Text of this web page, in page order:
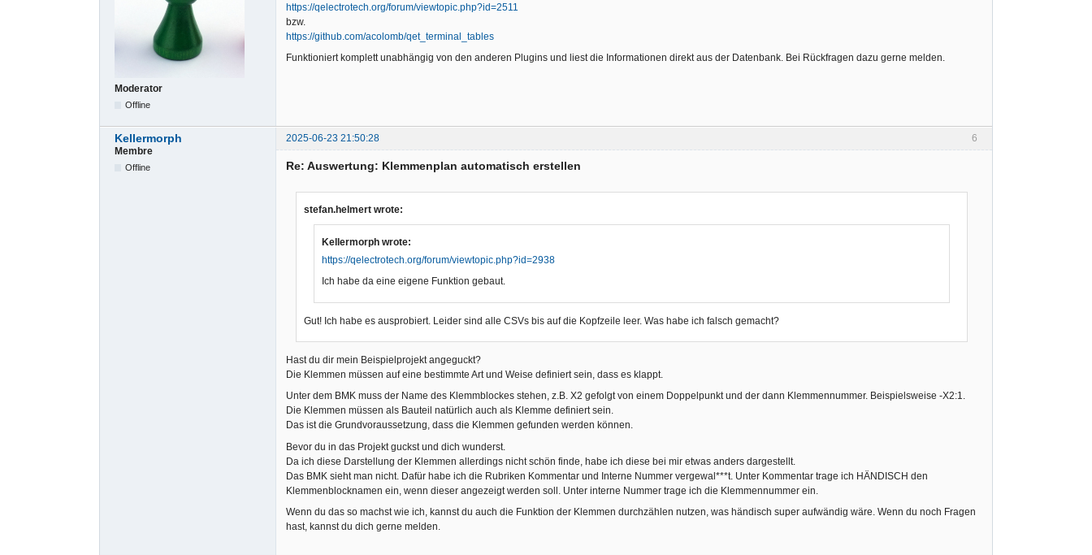
Moderator
Offline
https://qelectrotech.org/forum/viewtopic.php?id=2511
bzw.
https://github.com/acolomb/qet_terminal_tables
Funktioniert komplett unabhängig von den anderen Plugins und liest die Informationen direkt aus der Datenbank. Bei Rückfragen dazu gerne melden.
6
Kellermorph
2025-06-23 21:50:28
Membre
Offline Re: Auswertung: Klemmenplan automatisch erstellen
stefan.helmert wrote:
Kellermorph wrote:
https://qelectrotech.org/forum/viewtopic.php?id=2938
Ich habe da eine eigene Funktion gebaut.
Gut! Ich habe es ausprobiert. Leider sind alle CSVs bis auf die Kopfzeile leer. Was habe ich falsch gemacht?
Hast du dir mein Beispielprojekt angeguckt?
Die Klemmen müssen auf eine bestimmte Art und Weise definiert sein, dass es klappt.
Unter dem BMK muss der Name des Klemmblockes stehen, z.B. X2 gefolgt von einem Doppelpunkt und der dann Klemmennummer. Beispielsweise -X2:1.
Die Klemmen müssen als Bauteil natürlich auch als Klemme definiert sein.
Das ist die Grundvoraussetzung, dass die Klemmen gefunden werden können.
Bevor du in das Projekt guckst und dich wunderst.
Da ich diese Darstellung der Klemmen allerdings nicht schön finde, habe ich diese bei mir etwas anders dargestellt.
Das BMK sieht man nicht. Dafür habe ich die Rubriken Kommentar und Interne Nummer vergewal***t. Unter Kommentar trage ich HÄNDISCH den
Klemmenblocknamen ein, wenn dieser angezeigt werden soll. Unter interne Nummer trage ich die Klemmennummer ein.
Wenn du das so machst wie ich, kannst du auch die Funktion der Klemmen durchzählen nutzen, was händisch super aufwändig wäre. Wenn du noch Fragen
hast, kannst du dich gerne melden.